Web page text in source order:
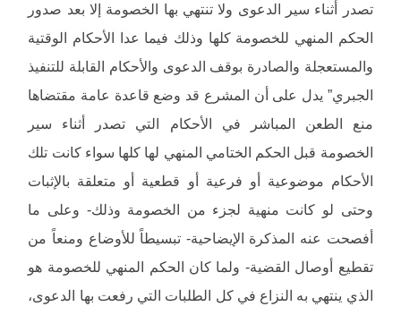
تصدر أثناء سير الدعوى ولا تنتهي بها الخصومة إلا بعد صدور
الحكم المنهي للخصومة كلها وذلك فيما عدا الأحكام الوقتية
والمستعجلة والصادرة بوقف الدعوى والأحكام القابلة للتنفيذ
الجبري” يدل على أن المشرع قد وضع قاعدة عامة مقتضاها
منع الطعن المباشر في الأحكام التي تصدر أثناء سير
الخصومة قبل الحكم الختامي المنهي لها كلها سواء كانت تلك
الأحكام موضوعية أو فرعية أو قطعية أو متعلقة بالإثبات
وحتى لو كانت منهية لجزء من الخصومة وذلك- وعلى ما
أفصحت عنه المذكرة الإيضاحية- تبسيطاً للأوضاع ومنعاً من
تقطيع أوصال القضية- ولما كان الحكم المنهي للخصومة هو
الذي ينتهي به النزاع في كل الطلبات التي رفعت بها الدعوى،